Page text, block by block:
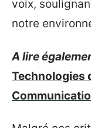
voix,
notre
A lire
Technologies